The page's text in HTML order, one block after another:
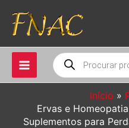
para
conteúdo
Pesquisar
produtos
Início
Ervas e
Suplementos para